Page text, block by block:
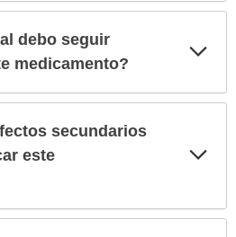
debo seguir
medicamento?
secundarios
este